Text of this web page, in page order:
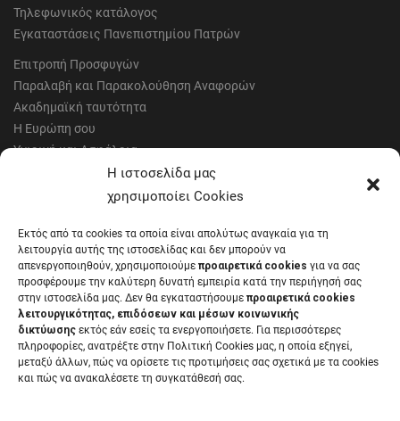
Η ιστοσελίδα μας
χρησιμοποίει Cookies
Εκτός από τα cookies τα οποία είναι απολύτως αναγκαία για τη
λειτουργία αυτής της ιστοσελίδας και δεν μπορούν να
απενεργοποιηθούν, χρησιμοποιούμε προαιρετικά cookies για να σας
προσφέρουμε την καλύτερη δυνατή εμπειρία κατά την περιήγησή σας
στην ιστοσελίδα μας. Δεν θα εγκαταστήσουμε προαιρετικά cookies
λειτουργικότητας, επιδόσεων και μέσων κοινωνικής
δικτύωσης εκτός εάν εσείς τα ενεργοποιήσετε. Για περισσότερες
πληροφορίες, ανατρέξτε στην Πολιτική Cookies μας, η οποία εξηγεί,
μεταξύ άλλων, πώς να ορίσετε τις προτιμήσεις σας σχετικά με τα cookies
και πώς να ανακαλέσετε τη συγκατάθεσή σας.
Τηλεφωνικός κατάλογος
Εγκαταστάσεις Πανεπιστημίου Πατρών
Επιτροπή Προσφυγών
Παραλαβή και Παρακολούθηση Αναφορών
Ακαδημαϊκή ταυτότητα
Η Ευρώπη σου
Υγιεινή και Ασφάλεια
Έντυπα Οικονομικής Υπηρεσίας
Έντυπα Διοικητικών Υπηρεσιών
Μητρώα αξιολογητών
Δημόσια Διαβούλευση
Συνεδριάσεις Συγκλήτου
Συνεδριάσεις Συμβουλίου Διοίκησης
EUNICoast European University